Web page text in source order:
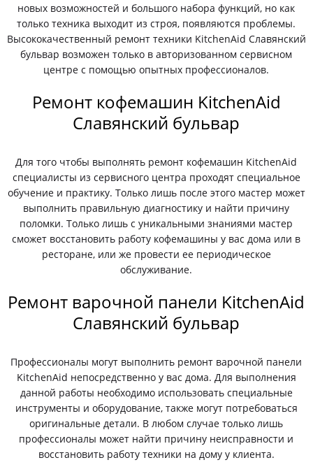
новых возможностей и большого набора функций, но как
только техника выходит из строя, появляются проблемы.
Высококачественный ремонт техники KitchenAid Славянский
бульвар возможен только в авторизованном сервисном
центре с помощью опытных профессионалов.
Ремонт кофемашин KitchenAid
Славянский бульвар
Для того чтобы выполнять ремонт кофемашин KitchenAid
специалисты из сервисного центра проходят специальное
обучение и практику. Только лишь после этого мастер может
выполнить правильную диагностику и найти причину
поломки. Только лишь с уникальными знаниями мастер
сможет восстановить работу кофемашины у вас дома или в
ресторане, или же провести ее периодическое
обслуживание.
Ремонт варочной панели KitchenAid
Славянский бульвар
Профессионалы могут выполнить ремонт варочной панели
KitchenAid непосредственно у вас дома. Для выполнения
данной работы необходимо использовать специальные
инструменты и оборудование, также могут потребоваться
оригинальные детали. В любом случае только лишь
профессионалы может найти причину неисправности и
восстановить работу техники на дому у клиента.